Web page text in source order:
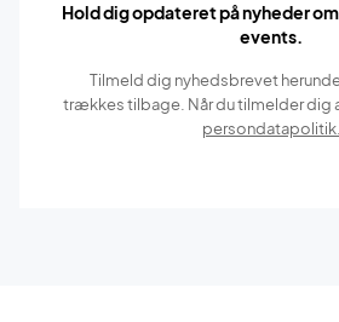
Hold dig opdateret på nyheder
events.
Tilmeld dig nyhedsbrevet
trækkes tilbage. Når du tilmelder dig
persondatapolitik.